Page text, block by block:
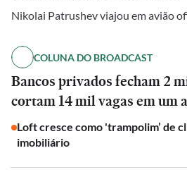
Nikolai Patrushev viajou em avião
COLUNA DO BROADCAST
Bancos privados fecham 2
cortam 14 mil vagas em um
Loft cresce como 'trampolim’ de
imobiliário